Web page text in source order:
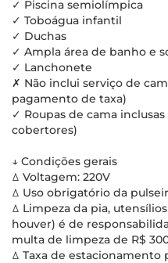
✓ Piscina semiolímpica
✓ Toboágua infantil
✓ Duchas
✓ Ampla área de banho e
✓ Lanchonete
✗ Não inclui serviço de
pagamento de taxa)
✓ Roupas de cama
cobertores)
↓ Condições gerais
ꕔ Voltagem: 220V
ꕔ Uso obrigatório da
ꕔ Limpeza da pia,
houver) é de
multa de limpeza de R$
ꕔ Taxa de estacionamento